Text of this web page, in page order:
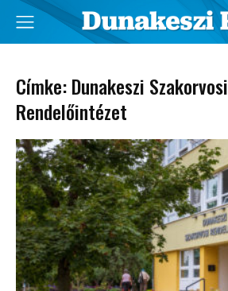
Címke: Dunakeszi Szakorvosi
Rendelőintézet